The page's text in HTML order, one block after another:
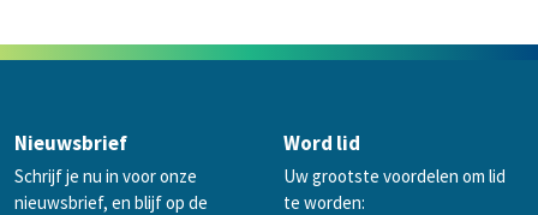
Nieuwsbrief
Schrijf je nu in voor onze
nieuwsbrief, en blijf op de
Word lid
Uw grootste voordelen om lid
te worden: